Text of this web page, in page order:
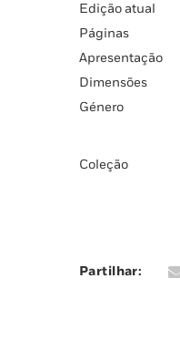
Edição atual
Páginas
Apresentação
Dimensões
Género
Coleção
Partilhar: